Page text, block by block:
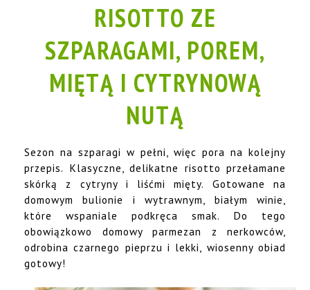
RISOTTO ZE
SZPARAGAMI, POREM,
MIĘTĄ I CYTRYNOWĄ
NUTĄ
Sezon na szparagi w pełni, więc pora na kolejny
przepis. Klasyczne, delikatne risotto przełamane
skórką z cytryny i liśćmi mięty. Gotowane na
domowym bulionie i wytrawnym, białym winie,
które wspaniale podkręca smak. Do tego
obowiązkowo domowy parmezan z nerkowców,
odrobina czarnego pieprzu i lekki, wiosenny obiad
gotowy!